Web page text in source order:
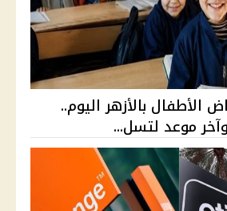
الأطفال بالأزهر اليوم..
موعد لتسل...